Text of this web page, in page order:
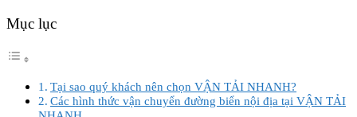
Mục lục
Tại sao quý khách nên chọn VẬN TẢI NHANH?
Các hình thức vận chuyển đường biển nội địa tại VẬN TẢI